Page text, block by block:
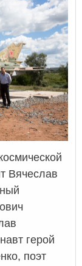
Вячеслав
герой
поэт